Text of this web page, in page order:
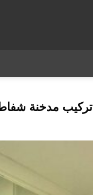
تركيب مدخنة شفاط